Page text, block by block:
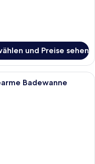
und Preise sehen
mit zwei Betten,
Badewanne